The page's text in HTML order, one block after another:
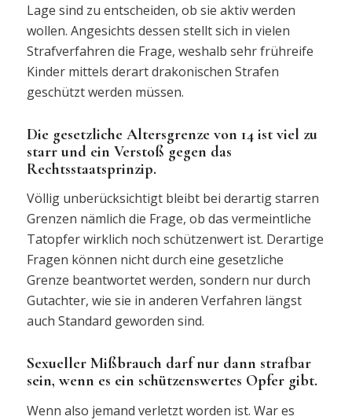
Lage sind zu entscheiden, ob sie aktiv werden
wollen. Angesichts dessen stellt sich in vielen
Strafverfahren die Frage, weshalb sehr frühreife
Kinder mittels derart drakonischen Strafen
geschützt werden müssen.
Die gesetzliche Altersgrenze von 14 ist viel zu
starr und ein Verstoß gegen das
Rechtsstaatsprinzip.
Völlig unberücksichtigt bleibt bei derartig starren
Grenzen nämlich die Frage, ob das vermeintliche
Tatopfer wirklich noch schützenwert ist. Derartige
Fragen können nicht durch eine gesetzliche
Grenze beantwortet werden, sondern nur durch
Gutachter, wie sie in anderen Verfahren längst
auch Standard geworden sind.
Sexueller Mißbrauch darf nur dann strafbar
sein, wenn es ein schützenswertes Opfer gibt.
Wenn also jemand verletzt worden ist. War es